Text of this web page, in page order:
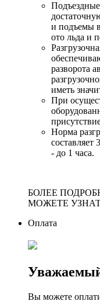
и подъемы
ото льда и
разворота
иметь
При
Норма
- до 1 часа.
БОЛЕЕ
МОЖЕТЕ
Оплата
Вы можете